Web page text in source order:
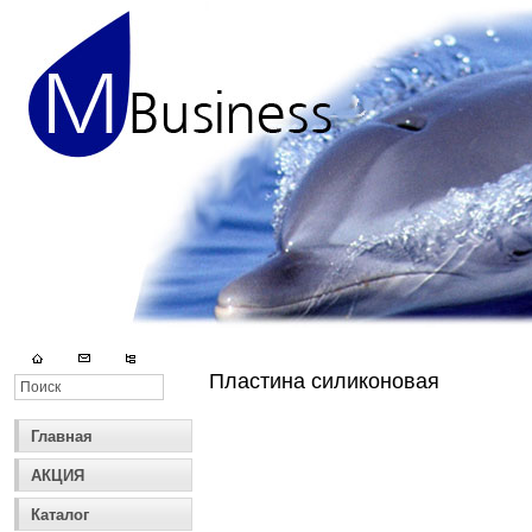
Главная
АКЦИЯ
Каталог
Пластина силиконовая